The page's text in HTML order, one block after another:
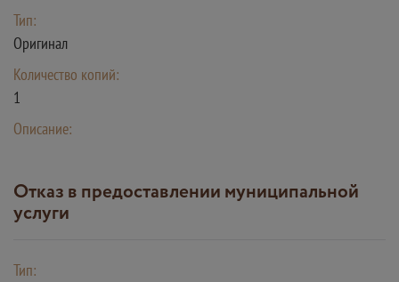
Тип:
Оригинал
Количество копий:
1
Описание:
Отказ в предоставлении муниципальной
услуги
Тип: